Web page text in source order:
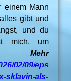
einem Mann
gibt und
und du
mich, um
…Mehr
02/09/eps
sklavin-als-